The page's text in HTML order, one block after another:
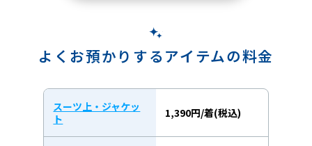
よくお預かりするアイテムの料金
スーツ上・ジャケッ
ト
1,390円/着(税込)